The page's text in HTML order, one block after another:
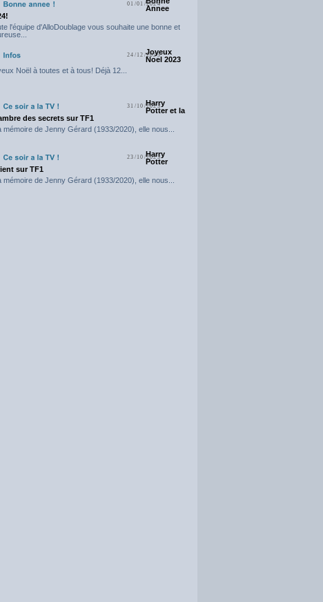
01/01/2024
Annee
l'équipe d'AlloDoublage vous souhaite une bonne et
24/12/2023
Joyeux
Noel 2023
Noël à toutes et à tous! Déjà 12...
31/10/2023
Harry
Potter et la
des secrets sur TF1
mémoire de Jenny Gérard (1933/2020), elle nous...
23/10/2023
Harry
Potter
sur TF1
mémoire de Jenny Gérard (1933/2020), elle nous...